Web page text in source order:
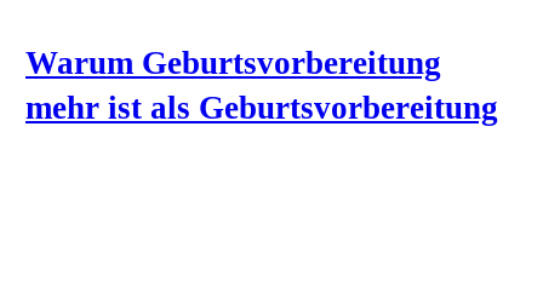
Warum Geburtsvorbereitung
mehr ist als Geburtsvorbereitung